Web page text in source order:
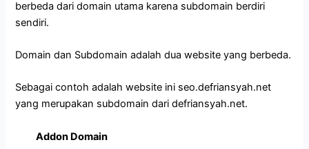
berbeda dari domain utama karena subdomain berdiri
sendiri.
Domain dan Subdomain adalah dua website yang berbeda.
Sebagai contoh adalah website ini seo.defriansyah.net
yang merupakan subdomain dari defriansyah.net.
Addon Domain